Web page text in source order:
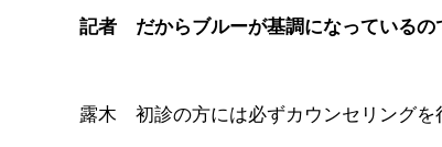
記者 だからブルーが基調になっているの
露木 初診の方には必ずカウンセリングを